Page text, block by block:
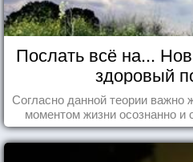
Послать всё на...
здоровый
Согласно данной теории
моментом жизни осознанно и
попробуем разобраться